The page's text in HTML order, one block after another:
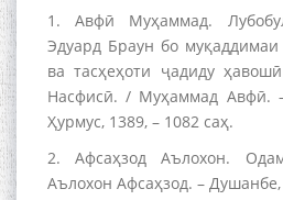
1. Авфӣ Муҳаммад.
Эдуард Браун бо
ва тасҳеҳоти ҷадиду
Насфисӣ. / Муҳаммад Авфӣ.
Ҳурмус, 1389, – 1082 саҳ.
2. Афсаҳзод Аълохон.
Аълохон Афсаҳзод. – Душанбе,